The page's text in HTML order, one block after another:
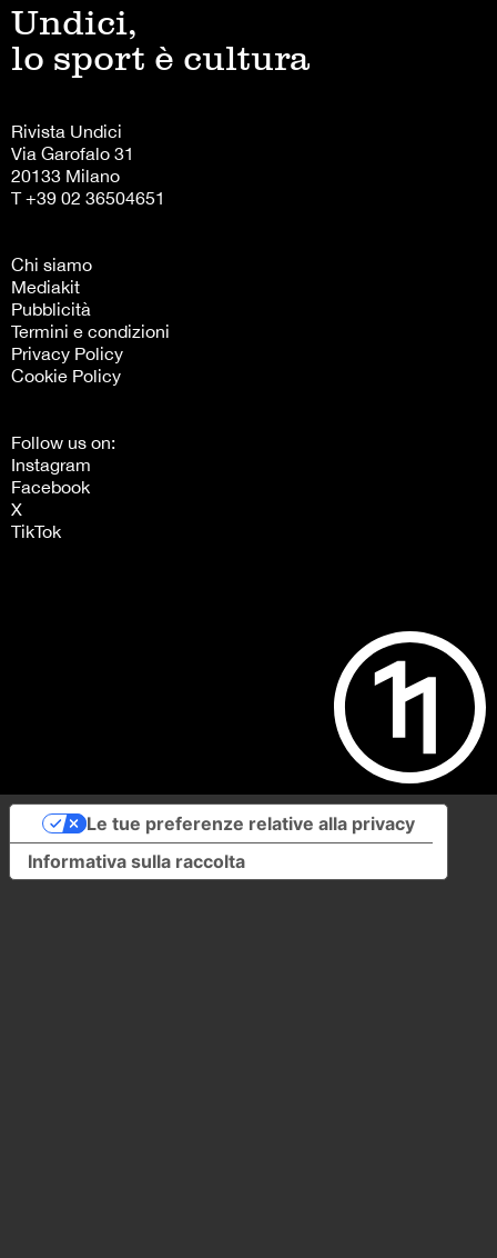
Undici,
lo sport è cultura
Rivista Undici
Via Garofalo 31
20133 Milano
T +39 02 36504651
Chi siamo
Mediakit
Pubblicità
Termini e condizioni
Privacy Policy
Cookie Policy
Follow us on:
Instagram
Facebook
X
TikTok
Informativa sulla raccolta
Le tue preferenze relative alla privacy